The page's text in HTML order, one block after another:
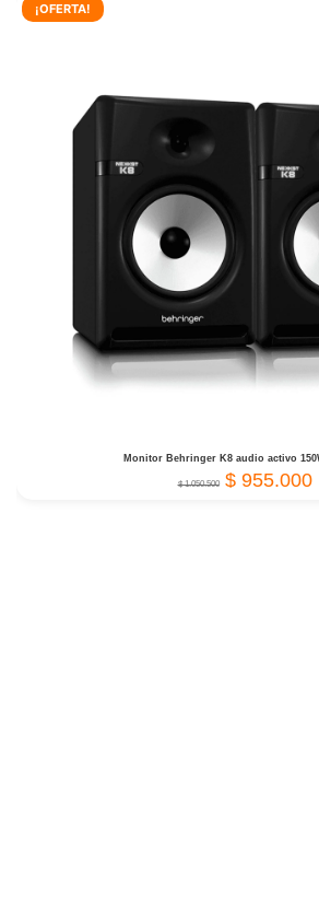
¡OFERTA!
Monitor Behringer K8 audio activo
$1.050.500 $955.000